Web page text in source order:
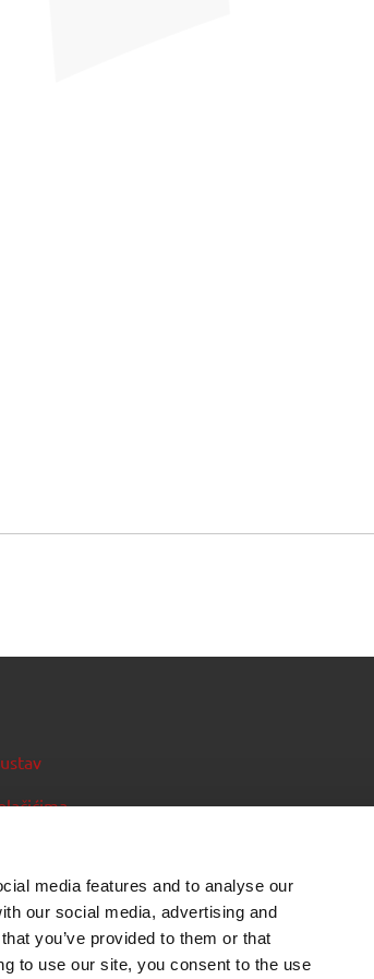
media features and to analyse our
our social media, advertising and
you’ve provided to them or that
to use our site, you consent to the use
(feedovi)